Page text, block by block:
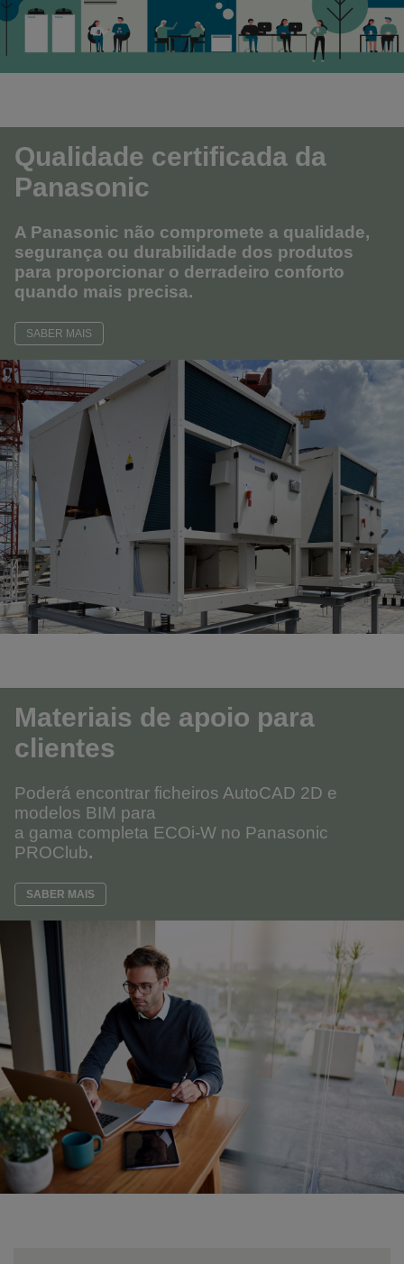
Qualidade certificada da
Panasonic
A Panasonic não compromete a qualidade,
segurança ou durabilidade dos produtos
para proporcionar o derradeiro conforto
quando mais precisa.
SABER MAIS
Materiais de apoio para
clientes
Poderá encontrar ficheiros AutoCAD 2D e
modelos BIM para
a gama completa ECOi-W no Panasonic
PROClub.
SABER MAIS